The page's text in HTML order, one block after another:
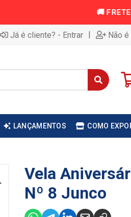
Já é cliente? - Entrar | Não
LANÇAMENTOS COMO
Vela
Nº 8 Junco